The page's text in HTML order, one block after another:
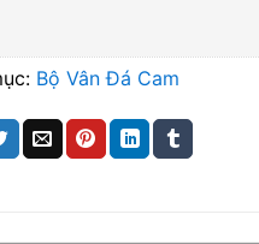
Bộ Vân Đá Cam